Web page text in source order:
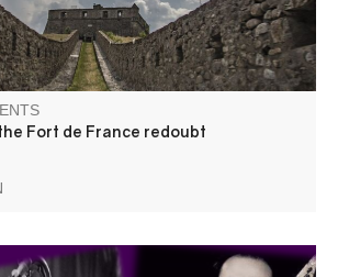
Fort de France redoubt